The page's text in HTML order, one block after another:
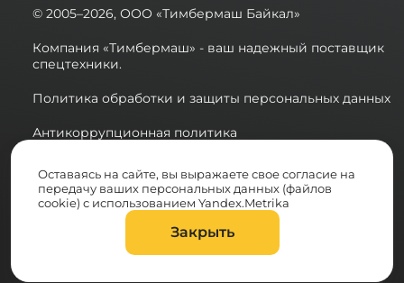
© 2005–2026, ООО «Тимбермаш Байкал»
Компания «Тимбермаш» - ваш надежный поставщик
спецтехники.
Политика обработки и защиты персональных данных
Антикоррупционная политика
Сводная ведомость результатов проведения СОУТ в
2025 году
Разработка сайта:
Оставаясь на сайте, вы выражаете свое согласие на
передачу ваших персональных данных (файлов
cookie) с использованием Yandex.Metrika
Закрыть